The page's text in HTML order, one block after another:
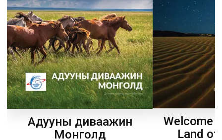
Адууны диваажин
Монголд
Welcome
Land of